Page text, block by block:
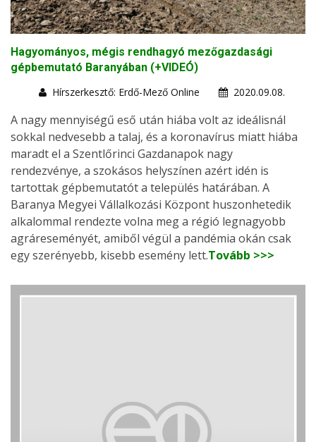
Hagyományos, mégis rendhagyó mezőgazdasági
gépbemutató Baranyában (+VIDEÓ)
Hírszerkesztő: Erdő-Mező Online
2020.09.08.
A nagy mennyiségű eső után hiába volt az ideálisnál
sokkal nedvesebb a talaj, és a koronavírus miatt hiába
maradt el a Szentlőrinci Gazdanapok nagy
rendezvénye, a szokásos helyszínen azért idén is
tartottak gépbemutatót a település határában. A
Baranya Megyei Vállalkozási Központ huszonhetedik
alkalommal rendezte volna meg a régió legnagyobb
agráreseményét, amiből végül a pandémia okán csak
egy szerényebb, kisebb esemény lett.Tovább >>>